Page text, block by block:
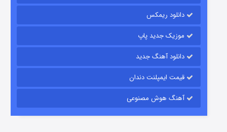
قسمت۱۵ (دوبله) منتشر شد
دانلود ریمکس
موزیک جدید پاپ
دانلود آهنگ جدید
قیمت ایمپلنت دندان
آهنگ هوش مصنوعی